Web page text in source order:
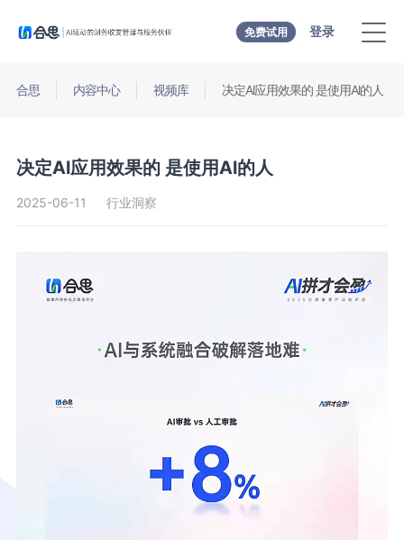
免费试用 登录
合思 内容中心 视频库 决定Al应用效果的 是使用Al的人
决定Al应用效果的 是使用Al的人
2025-06-11 行业洞察